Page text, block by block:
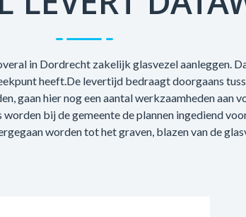
in Dordrecht zakelijk glasvezel aanleggen.
heeft.De levertijd bedraagt doorgaans
gaan hier nog een aantal werkzaamheden aan
bij de gemeente de plannen ingediend
worden tot het graven, blazen van de